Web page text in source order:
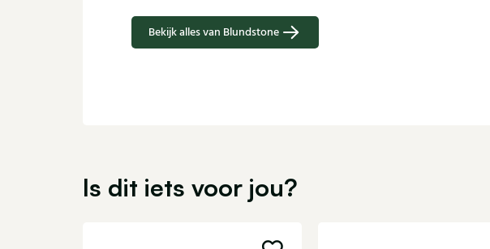
Bekijk alles van Blundstone
Is dit iets voor jou?